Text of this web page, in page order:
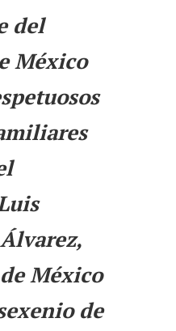
del
México
México
de